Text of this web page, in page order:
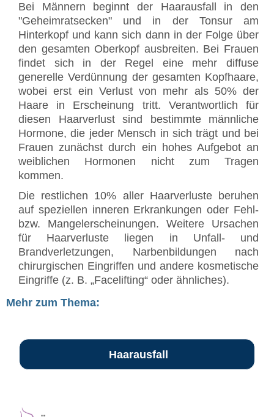
Bei Männern beginnt der Haarausfall in den
"Geheimratsecken" und in der Tonsur am
Hinterkopf und kann sich dann in der Folge über
den gesamten Oberkopf ausbreiten. Bei Frauen
findet sich in der Regel eine mehr diffuse
generelle Verdünnung der gesamten Kopfhaare,
wobei erst ein Verlust von mehr als 50% der
Haare in Erscheinung tritt. Verantwortlich für
diesen Haarverlust sind bestimmte männliche
Hormone, die jeder Mensch in sich trägt und bei
Frauen zunächst durch ein hohes Aufgebot an
weiblichen Hormonen nicht zum Tragen
kommen.
Die restlichen 10% aller Haarverluste beruhen
auf speziellen inneren Erkrankungen oder Fehl-
bzw. Mangelerscheinungen. Weitere Ursachen
für Haarverluste liegen in Unfall- und
Brandverletzungen, Narbenbildungen nach
chirurgischen Eingriffen und andere kosmetische
Eingriffe (z. B. „Facelifting“ oder ähnliches).
Mehr zum Thema:
Haarausfall